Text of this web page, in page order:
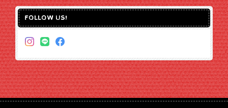
FOLLOW US!